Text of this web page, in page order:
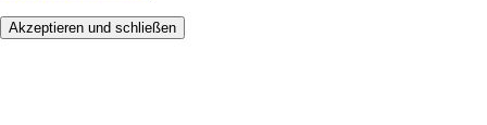
Akzeptieren und schließen